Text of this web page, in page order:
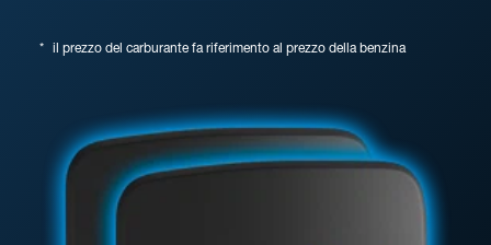
* il prezzo del carburante fa riferimento al prezzo della benzina